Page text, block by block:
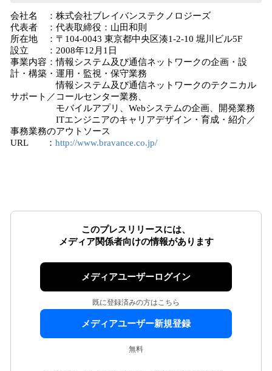
会社名 ：株式会社ブレイバンステクノロジーズ
代表者 ：代表取締役：山田和則
所在地 ：〒104-0043 東京都中央区湊1-2-10 堀川ビル5F
設立 ：2008年12月1日
事業内容：情報システム及び通信ネットワークの企画・設
計・構築・運用・監視・保守業務
情報システム及び通信ネットワークのテクニカル
サポート／コールセンター業務、
モバイルアプリ、Webシステムの企画、開発業務
ITエンジニアのキャリアデザイン・育成・紹介／
事務業務のアウトソース
URL ： http://www.bravance.co.jp/
このプレスリリースには、
メディア関係者向けの情報があります
メディアユーザーログイン
既に登録済みの方はこちら
メディアユーザー新規登録
無料